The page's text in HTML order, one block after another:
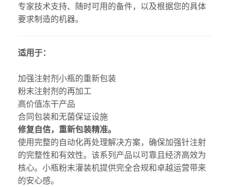
专家技术支持、随时可用的备件，以及根据您的具体
要求制造的机器。
适用于：
加强注射剂小瓶的重新包装
粉末注射剂的再加工
高价值冻干产品
合同包装和无菌保证设施
修复自信，重新包装精准。
使用完整的自动化再处理解决方案，确保加强针注射
的完整性和有效性。该系列产品以可靠且经济高效为
核心。 小瓶粉末灌装机提供完全合规和卓越运营带来
的安心感。